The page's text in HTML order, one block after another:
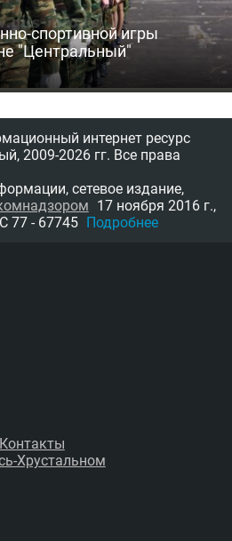
спортивной игры
"Центральный"
интернет ресурс
2009-2026 гг. Все права
сетевое издание,
17 ноября 2016 г.,
77 - 67745 Подробнее
Контакты
Хрустальном